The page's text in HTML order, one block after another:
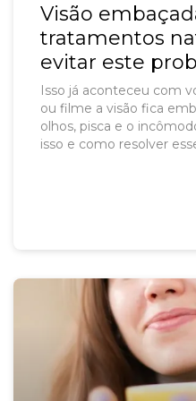
Visão
tratamentos
evitar este
Isso já aconteceu com
ou filme a visão fica
olhos, pisca e o
isso e como resolver